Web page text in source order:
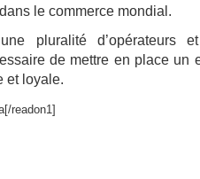
le commerce mondial.
pluralité d’opérateurs
de mettre en place un
et loyale.
readon1]